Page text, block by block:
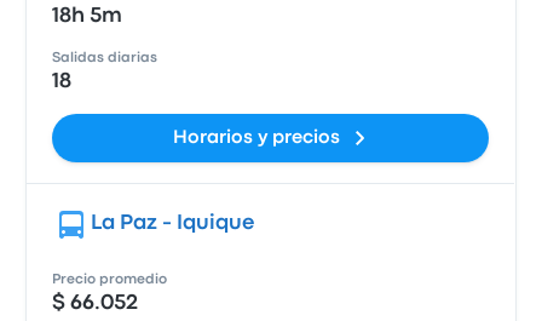
18h 5m
Salidas diarias
18
Horarios y precios
La Paz - Iquique
Precio promedio
$ 66.052